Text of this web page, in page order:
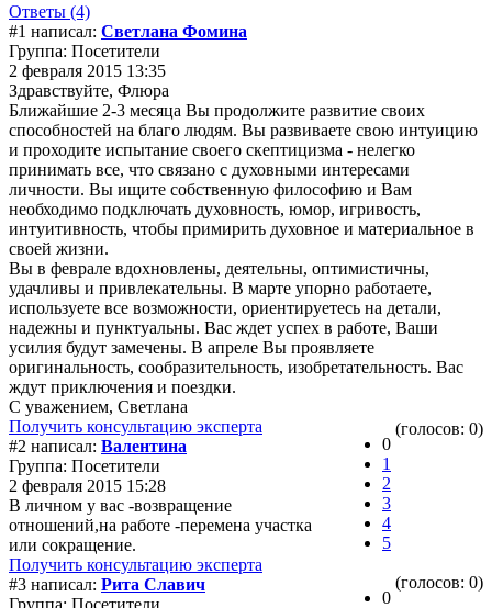
Ответы (4)
#1 написал: Светлана Фомина
Группа: Посетители
2 февраля 2015 13:35
Здравствуйте, Флюра
Ближайшие 2-3 месяца Вы продолжите развитие своих
способностей на благо людям. Вы развиваете свою интуицию
и проходите испытание своего скептицизма - нелегко
принимать все, что связано с духовными интересами
личности. Вы ищите собственную философию и Вам
необходимо подключать духовность, юмор, игривость,
интуитивность, чтобы примирить духовное и материальное в
своей жизни.
Вы в феврале вдохновлены, деятельны, оптимистичны,
удачливы и привлекательны. В марте упорно работаете,
используете все возможности, ориентируетесь на детали,
надежны и пунктуальны. Вас ждет успех в работе, Ваши
усилия будут замечены. В апреле Вы проявляете
оригинальность, сообразительность, изобретательность. Вас
ждут приключения и поездки.
С уважением, Светлана
Получить консультацию эксперта
0
1
2
3
4
5
(голосов: 0)
#2 написал: Валентина
Группа: Посетители
2 февраля 2015 15:28
В личном у вас -возвращение
отношений,на работе -перемена участка
или сокращение.
Получить консультацию эксперта
0
(голосов: 0)
#3 написал: Рита Славич
Группа: Посетители